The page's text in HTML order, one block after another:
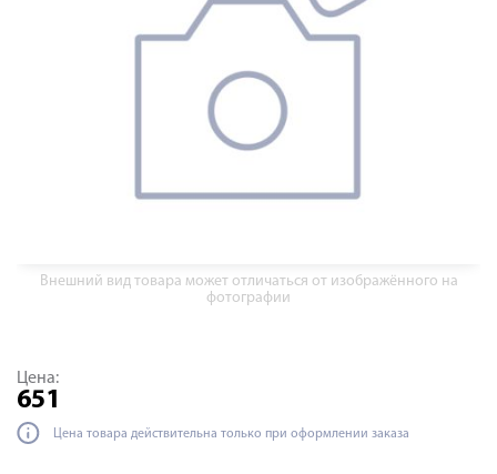
Внешний вид товара может отличаться от изображённого на
фотографии
Цена:
651
Цена товара действительна только при оформлении заказа